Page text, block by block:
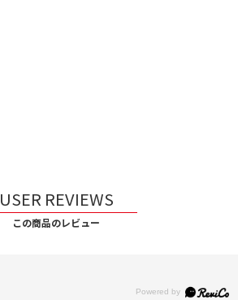
USER REVIEWS
この商品のレビュー